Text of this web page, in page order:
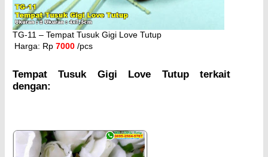
TG-11 – Tempat Tusuk Gigi Love Tutup
Harga: Rp 7000 /pcs
Tempat Tusuk Gigi Love Tutup terkait
dengan: